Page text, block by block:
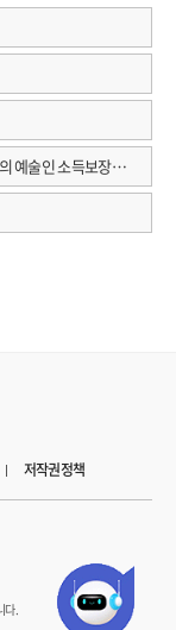
예술인 소득보장정
저작권정책
다.